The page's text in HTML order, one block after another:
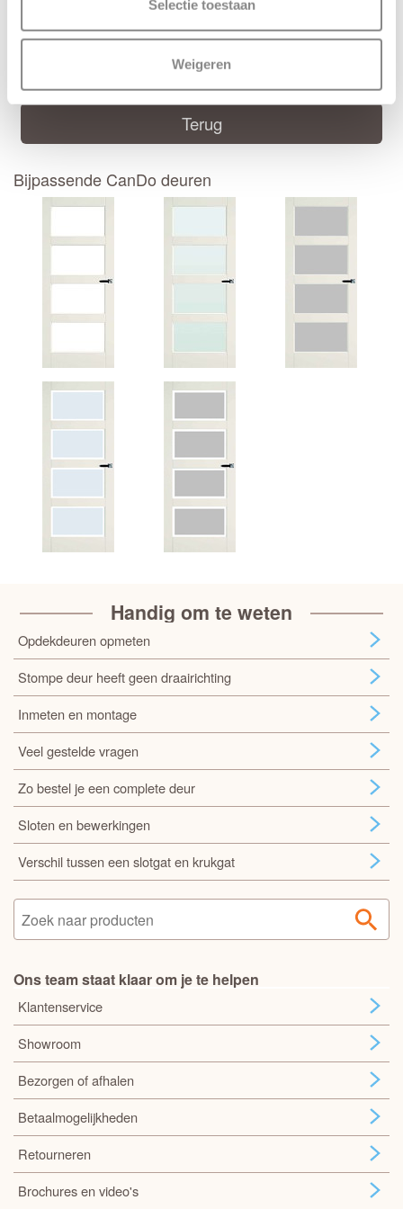
Selectie toestaan
Weigeren
CanDo montage handleiding
Deur samenstellen
Terug
Bijpassende CanDo deuren
Handig om te weten
Opdekdeuren opmeten
Stompe deur heeft geen draairichting
Inmeten en montage
Veel gestelde vragen
Zo bestel je een complete deur
Sloten en bewerkingen
Verschil tussen een slotgat en krukgat
Ons team staat klaar om je te helpen
Klantenservice
Showroom
Bezorgen of afhalen
Betaalmogelijkheden
Retourneren
Brochures en video's